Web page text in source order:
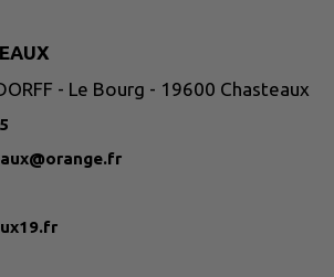
- Le Bourg - 19600 Chasteaux